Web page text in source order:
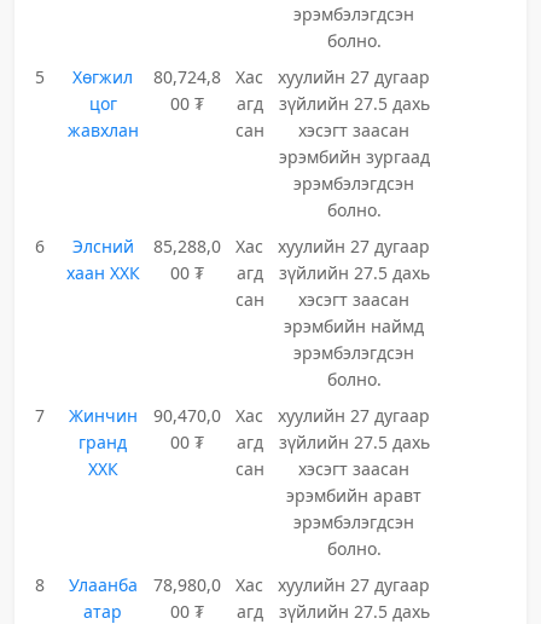
эрэмбэлэгдсэн
болно.
5
Хөгжил
цог
жавхлан
80,724,8
00 ₮
Хас
агд
сан
хуулийн 27 дугаар
зүйлийн 27.5 дахь
хэсэгт заасан
эрэмбийн зургаад
эрэмбэлэгдсэн
болно.
6
Элсний
хаан ХХК
85,288,0
00 ₮
Хас
агд
сан
хуулийн 27 дугаар
зүйлийн 27.5 дахь
хэсэгт заасан
эрэмбийн наймд
эрэмбэлэгдсэн
болно.
7
Жинчин
гранд
ХХК
90,470,0
00 ₮
Хас
агд
сан
хуулийн 27 дугаар
зүйлийн 27.5 дахь
хэсэгт заасан
эрэмбийн аравт
эрэмбэлэгдсэн
болно.
8
Улаанба
атар
78,980,0
00 ₮
Хас
агд
хуулийн 27 дугаар
зүйлийн 27.5 дахь